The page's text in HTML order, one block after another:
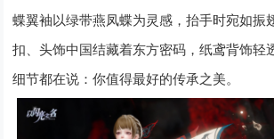
蝶翼袖以绿带燕凤蝶为灵感，抬手时宛如振
扣、头饰中国结藏着东方密码，纸鸢背饰轻
细节都在说：你值得最好的传承之美。